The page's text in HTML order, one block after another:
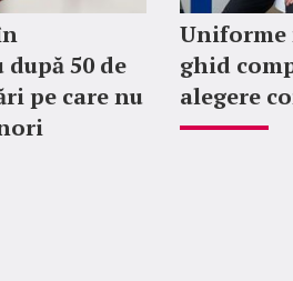
50 de
pe care nu
Uniforme
ghid
alegere